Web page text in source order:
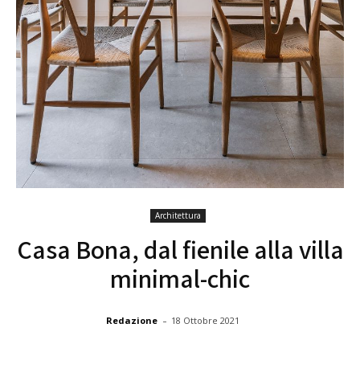
Architettura
Casa Bona, dal fienile alla villa
minimal-chic
Redazione - 18 Ottobre 2021